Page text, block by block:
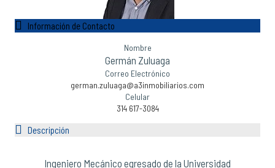
Información de Contacto
Nombre
Germán Zuluaga
Correo Electrónico
german.zuluaga@a3inmobiliarios.com
Celular
314 617-3084
Descripción
Ingeniero Mecánico egresado de la Universidad